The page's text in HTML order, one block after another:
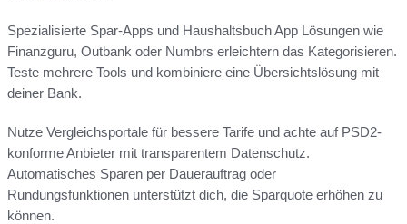
Spezialisierte Spar-Apps und Haushaltsbuch App Lösungen wie
Finanzguru, Outbank oder Numbrs erleichtern das Kategorisieren.
Teste mehrere Tools und kombiniere eine Übersichtslösung mit
deiner Bank.
Nutze Vergleichsportale für bessere Tarife und achte auf PSD2-
konforme Anbieter mit transparentem Datenschutz.
Automatisches Sparen per Dauerauftrag oder
Rundungsfunktionen unterstützt dich, die Sparquote erhöhen zu
können.